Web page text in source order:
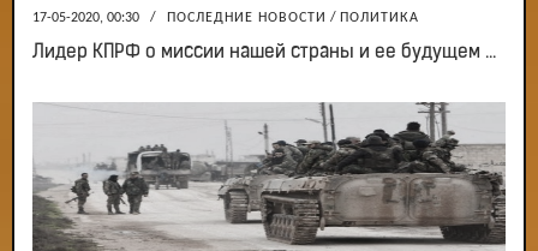
17-05-2020, 00:30 / ПОСЛЕДНИЕ НОВОСТИ / ПОЛИТИКА
Лидер КПРФ о миссии нашей страны и ее будущем ...